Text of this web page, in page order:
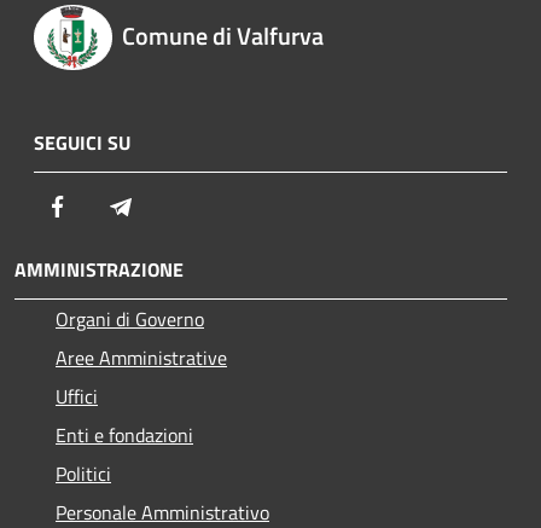
Comune di Valfurva
SEGUICI SU
Facebook
AMMINISTRAZIONE
Organi di Governo
Aree Amministrative
Uffici
Enti e fondazioni
Politici
Personale Amministrativo